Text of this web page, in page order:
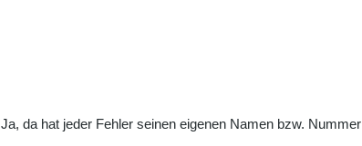
Ja, da hat jeder Fehler seinen eigenen Namen bzw. Nummer